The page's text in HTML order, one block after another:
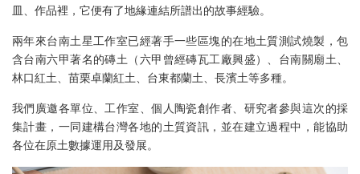
皿、作品裡，它便有了地緣連結所譜出的故事經驗。
兩年來台南土星工作室已經著手一些區塊的在地土質測試燒製，包
含台南六甲著名的磚土（六甲曾經磚瓦工廠興盛）、台南關廟土、
林口紅土、苗栗卓蘭紅土、台東都蘭土、長濱土等多種。
我們廣邀各單位、工作室、個人陶瓷創作者、研究者參與這次的採
集計畫，一同建構台灣各地的土質資訊，並在建立過程中，能協助
各位在原土數據運用及發展。